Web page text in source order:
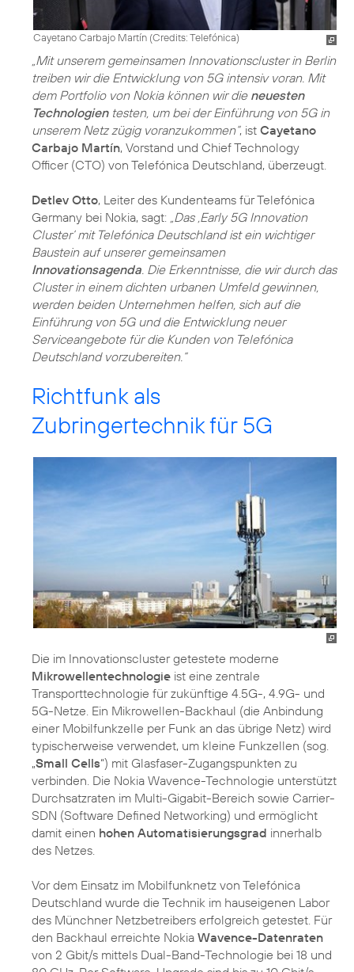
Cayetano Carbajo Martín (Credits: Telefónica)
„Mit unserem gemeinsamen Innovationscluster in Berlin
treiben wir die Entwicklung von 5G intensiv voran. Mit
dem Portfolio von Nokia können wir die neuesten
Technologientesten, um bei der Einführung von 5G in
unserem Netz zügig voranzukommen“, ist Cayetano
Carbajo Martín, Vorstand und Chief Technology
Officer (CTO) von Telefónica Deutschland, überzeugt.
Detlev Otto, Leiter des Kundenteams für Telefónica
Germany bei Nokia, sagt: „Das ‚Early 5G Innovation
Cluster‘ mit Telefónica Deutschland ist ein wichtiger
Baustein auf unserer gemeinsamen
Innovationsagenda. Die Erkenntnisse, die wir durch das
Cluster in einem dichten urbanen Umfeld gewinnen,
werden beiden Unternehmen helfen, sich auf die
Einführung von 5G und die Entwicklung neuer
Serviceangebote für die Kunden von Telefónica
Deutschland vorzubereiten.“
Richtfunk als
Zubringertechnik für 5G
Die im Innovationscluster getestete moderne
Mikrowellentechnologie ist eine zentrale
Transporttechnologie für zukünftige 4.5G-, 4.9G- und
5G-Netze. Ein Mikrowellen-Backhaul (die Anbindung
einer Mobilfunkzelle per Funk an das übrige Netz) wird
typischerweise verwendet, um kleine Funkzellen (sog.
„Small Cells“) mit Glasfaser-Zugangspunkten zu
verbinden. Die Nokia Wavence-Technologie unterstützt
Durchsatzraten im Multi-Gigabit-Bereich sowie Carrier-
SDN (Software Defined Networking) und ermöglicht
damit einen hohen Automatisierungsgrad innerhalb
des Netzes.
Vor dem Einsatz im Mobilfunknetz von Telefónica
Deutschland wurde die Technik im hauseigenen Labor
des Münchner Netzbetreibers erfolgreich getestet. Für
den Backhaul erreichte Nokia Wavence-Datenraten
von 2 Gbit/s mittels Dual-Band-Technologie bei 18 und